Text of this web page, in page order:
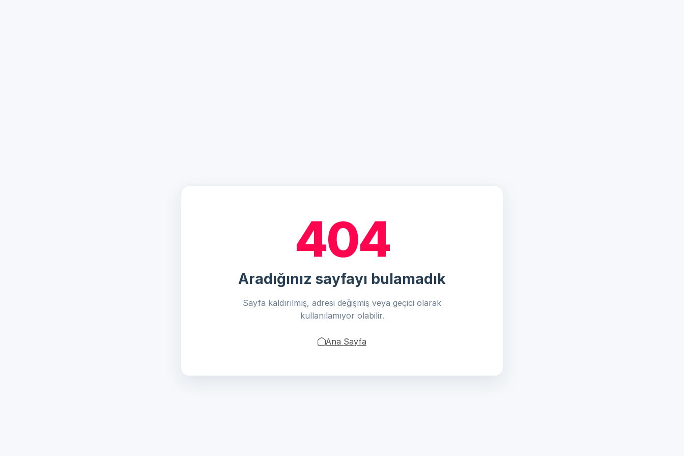
404
Aradığınız sayfayı bulamadık
Sayfa kaldırılmış, adresi değişmiş veya geçici olarak
kullanılamıyor olabilir.
Ana Sayfa